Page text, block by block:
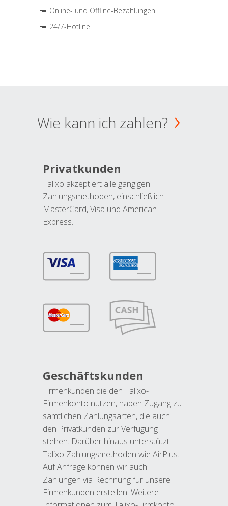
Online- und Offline-Bezahlungen
24/7-Hotline
Wie kann ich zahlen?
Privatkunden
Talixo akzeptiert alle gängigen
Zahlungsmethoden, einschließlich
MasterCard, Visa und American
Express.
Geschäftskunden
Firmenkunden die den Talixo-
Firmenkonto nutzen, haben Zugang zu
sämtlichen Zahlungsarten, die auch
den Privatkunden zur Verfügung
stehen. Darüber hinaus unterstützt
Talixo Zahlungsmethoden wie AirPlus.
Auf Anfrage können wir auch
Zahlungen via Rechnung für unsere
Firmenkunden erstellen. Weitere